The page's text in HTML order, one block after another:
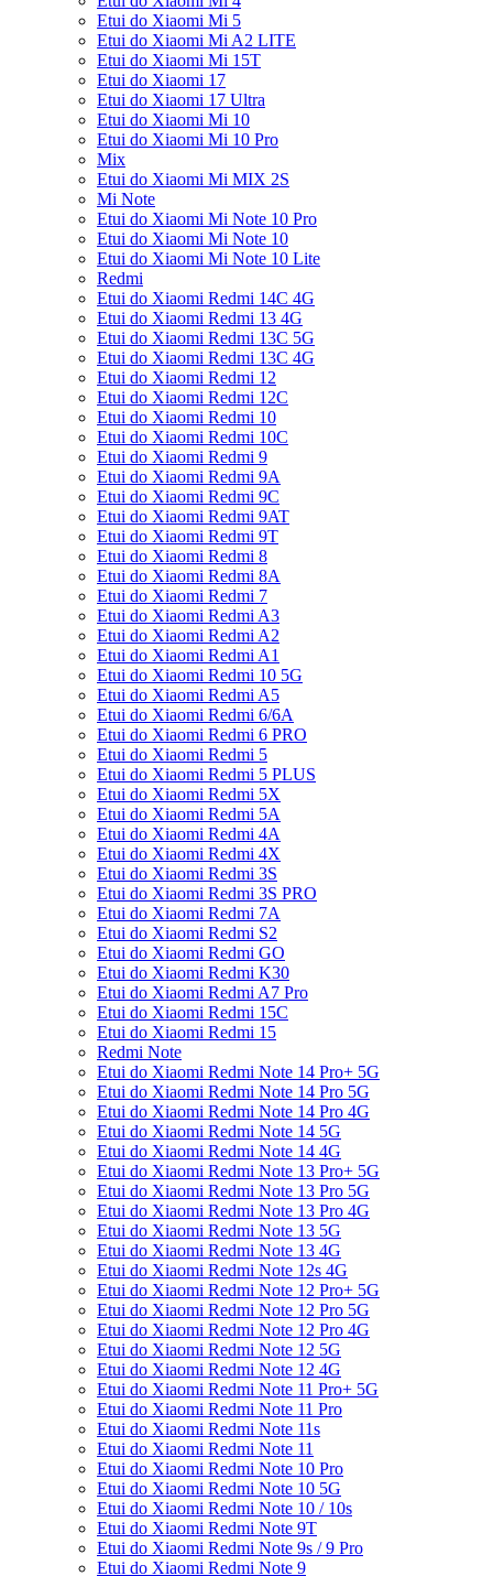
Etui do Xiaomi Mi 5
Etui do Xiaomi Mi A2 LITE
Etui do Xiaomi Mi 15T
Etui do Xiaomi 17
Etui do Xiaomi 17 Ultra
Etui do Xiaomi Mi 10
Etui do Xiaomi Mi 10 Pro
Mix
Etui do Xiaomi Mi MIX 2S
Mi Note
Etui do Xiaomi Mi Note 10 Pro
Etui do Xiaomi Mi Note 10
Etui do Xiaomi Mi Note 10 Lite
Redmi
Etui do Xiaomi Redmi 14C 4G
Etui do Xiaomi Redmi 13 4G
Etui do Xiaomi Redmi 13C 5G
Etui do Xiaomi Redmi 13C 4G
Etui do Xiaomi Redmi 12
Etui do Xiaomi Redmi 12C
Etui do Xiaomi Redmi 10
Etui do Xiaomi Redmi 10C
Etui do Xiaomi Redmi 9
Etui do Xiaomi Redmi 9A
Etui do Xiaomi Redmi 9C
Etui do Xiaomi Redmi 9AT
Etui do Xiaomi Redmi 9T
Etui do Xiaomi Redmi 8
Etui do Xiaomi Redmi 8A
Etui do Xiaomi Redmi 7
Etui do Xiaomi Redmi A3
Etui do Xiaomi Redmi A2
Etui do Xiaomi Redmi A1
Etui do Xiaomi Redmi 10 5G
Etui do Xiaomi Redmi A5
Etui do Xiaomi Redmi 6/6A
Etui do Xiaomi Redmi 6 PRO
Etui do Xiaomi Redmi 5
Etui do Xiaomi Redmi 5 PLUS
Etui do Xiaomi Redmi 5X
Etui do Xiaomi Redmi 5A
Etui do Xiaomi Redmi 4A
Etui do Xiaomi Redmi 4X
Etui do Xiaomi Redmi 3S
Etui do Xiaomi Redmi 3S PRO
Etui do Xiaomi Redmi 7A
Etui do Xiaomi Redmi S2
Etui do Xiaomi Redmi GO
Etui do Xiaomi Redmi K30
Etui do Xiaomi Redmi A7 Pro
Etui do Xiaomi Redmi 15C
Etui do Xiaomi Redmi 15
Redmi Note
Etui do Xiaomi Redmi Note 14 Pro+ 5G
Etui do Xiaomi Redmi Note 14 Pro 5G
Etui do Xiaomi Redmi Note 14 Pro 4G
Etui do Xiaomi Redmi Note 14 5G
Etui do Xiaomi Redmi Note 14 4G
Etui do Xiaomi Redmi Note 13 Pro+ 5G
Etui do Xiaomi Redmi Note 13 Pro 5G
Etui do Xiaomi Redmi Note 13 Pro 4G
Etui do Xiaomi Redmi Note 13 5G
Etui do Xiaomi Redmi Note 13 4G
Etui do Xiaomi Redmi Note 12s 4G
Etui do Xiaomi Redmi Note 12 Pro+ 5G
Etui do Xiaomi Redmi Note 12 Pro 5G
Etui do Xiaomi Redmi Note 12 Pro 4G
Etui do Xiaomi Redmi Note 12 5G
Etui do Xiaomi Redmi Note 12 4G
Etui do Xiaomi Redmi Note 11 Pro+ 5G
Etui do Xiaomi Redmi Note 11 Pro
Etui do Xiaomi Redmi Note 11s
Etui do Xiaomi Redmi Note 11
Etui do Xiaomi Redmi Note 10 Pro
Etui do Xiaomi Redmi Note 10 5G
Etui do Xiaomi Redmi Note 10 / 10s
Etui do Xiaomi Redmi Note 9T
Etui do Xiaomi Redmi Note 9s / 9 Pro
Etui do Xiaomi Redmi Note 9